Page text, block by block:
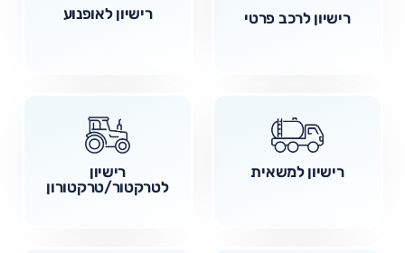
רישיון לרכב פרטי רישיון לאופנוע
רישיון למשאית
רישיון
לטרקטור/טרקטורון